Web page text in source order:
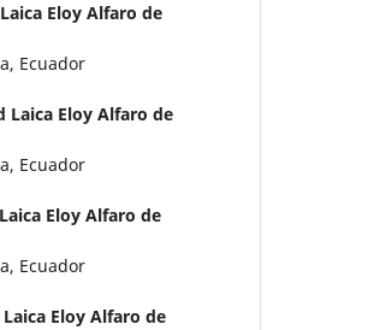
Eloy Alfaro de
Ecuador
Laica Eloy Alfaro de
Ecuador
Eloy Alfaro de
Ecuador
Eloy Alfaro de